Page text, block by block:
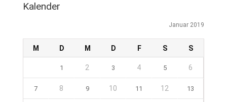
Kalender
Januar 2019
M D M D F S S
1 2 3 4 5 6
7 8 9 10 11 12 13